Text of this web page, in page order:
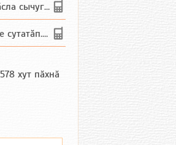
сычуг) ...
Ха...
хут пӑхнӑ